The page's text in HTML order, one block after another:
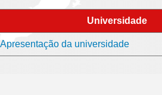
Universidade
da universidade